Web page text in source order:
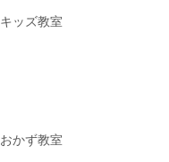
キッズ教室
おかず教室